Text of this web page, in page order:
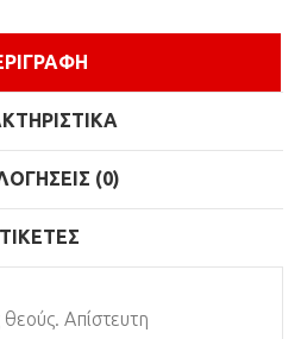
(0)
Απίστευτη